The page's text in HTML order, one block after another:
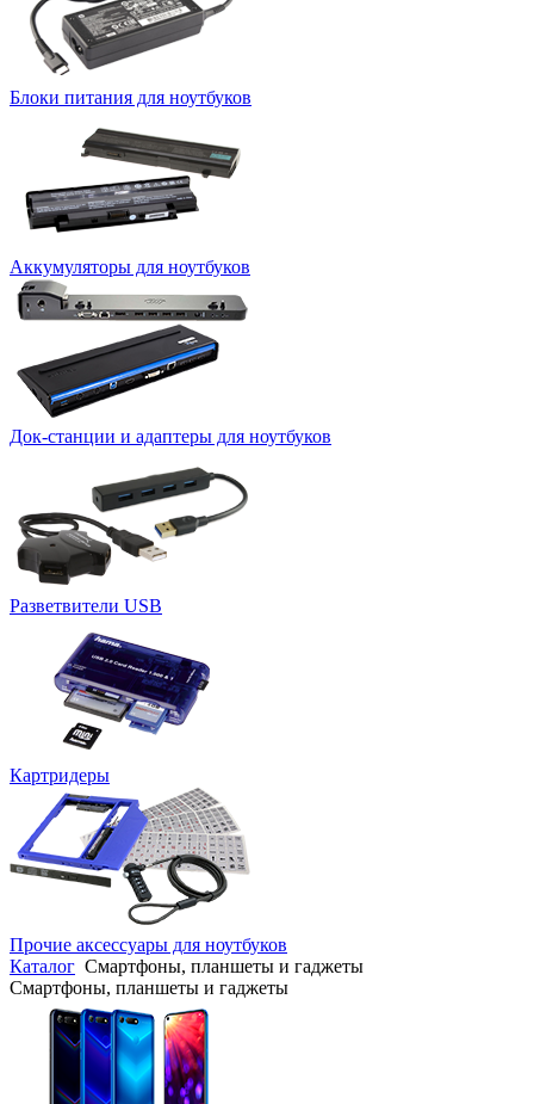
Блоки питания для ноутбуков
Аккумуляторы для ноутбуков
Док-станции и адаптеры для ноутбуков
Разветвители USB
Картридеры
Прочие аксессуары для ноутбуков
Каталог Смартфоны, планшеты и гаджеты
Смартфоны, планшеты и гаджеты